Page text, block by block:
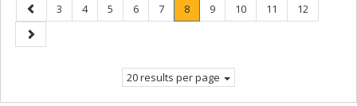
Previous
page
Page
3 Page
4 Page
5 Page
6 Page
7 Page
8.
Current
Page
9 Page
10 Page
11 Page
12
Next
page
20 results per page